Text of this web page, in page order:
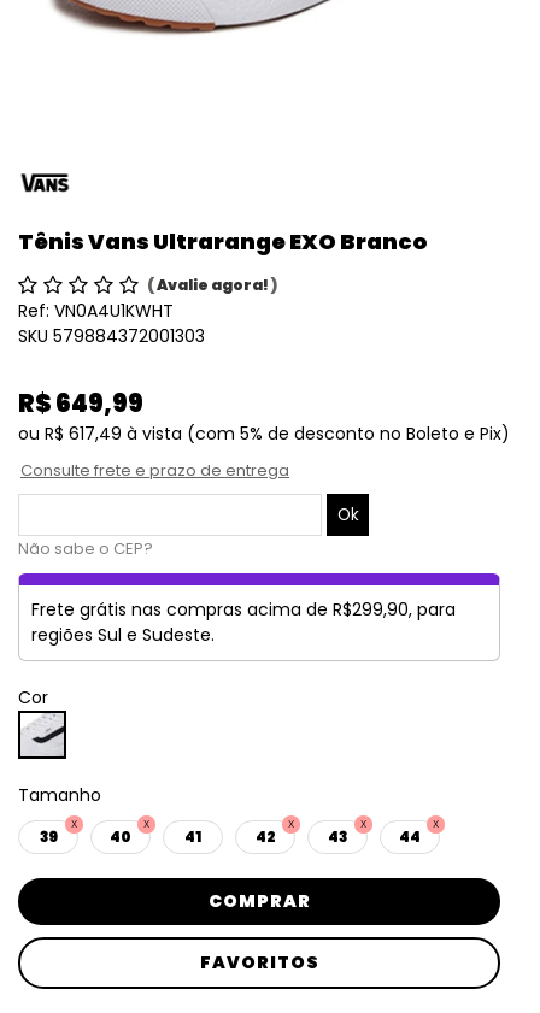
Tênis Vans Ultrarange EXO Branco
(Avalie agora!)
Ref: VN0A4U1KWHT
SKU 579884372001303
R$ 649,99
ou R$ 617,49 à vista (com 5% de desconto no Boleto e Pix)
Consulte frete e prazo de entrega
Não sabe o CEP?
Frete grátis nas compras acima de R$299,90, para
regiões Sul e Sudeste.
Cor
Tamanho
39 40 41 42 43 44
COMPRAR
FAVORITOS